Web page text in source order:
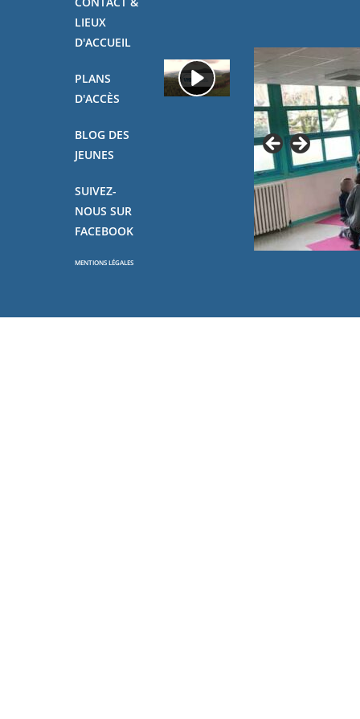
LIEUX
D'ACCUEIL
PLANS
D'ACCÈS
BLOG DES
JEUNES
SUIVEZ-
NOUS SUR
FACEBOOK
MENTIONS LÉGALES